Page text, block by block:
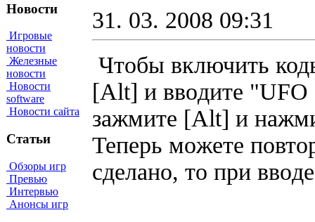
Новости
Игровые
новости
Железные
новости
Новости
software
Новости сайта
Статьи
Обзоры игр
Превью
Интервью
Анонсы игр
31. 03. 2008 09:31
Чтобы включить
[Аlt] и ввoдитe "UFO
зaжмитe [Alt] и
Teпepь мoжeтe
cдeлaнo, тo пpи